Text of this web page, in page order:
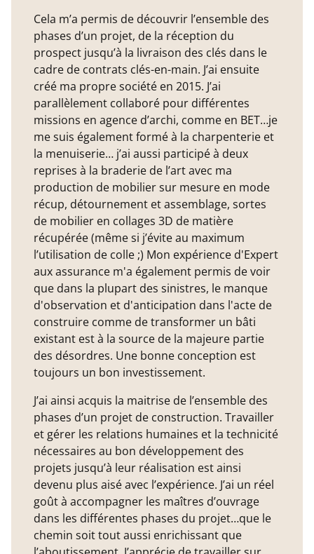
Cela m’a permis de découvrir l’ensemble des
phases d’un projet, de la réception du
prospect jusqu’à la livraison des clés dans le
cadre de contrats clés-en-main. J’ai ensuite
créé ma propre société en 2015. J’ai
parallèlement collaboré pour différentes
missions en agence d’archi, comme en BET…je
me suis également formé à la charpenterie et
la menuiserie… j’ai aussi participé à deux
reprises à la braderie de l’art avec ma
production de mobilier sur mesure en mode
récup, détournement et assemblage, sortes
de mobilier en collages 3D de matière
récupérée (même si j’évite au maximum
l’utilisation de colle ;) Mon expérience d'Expert
aux assurance m'a également permis de voir
que dans la plupart des sinistres, le manque
d'observation et d'anticipation dans l'acte de
construire comme de transformer un bâti
existant est à la source de la majeure partie
des désordres. Une bonne conception est
toujours un bon investissement.
J’ai ainsi acquis la maitrise de l’ensemble des
phases d’un projet de construction. Travailler
et gérer les relations humaines et la technicité
nécessaires au bon développement des
projets jusqu’à leur réalisation est ainsi
devenu plus aisé avec l’expérience. J’ai un réel
goût à accompagner les maîtres d’ouvrage
dans les différentes phases du projet…que le
chemin soit tout aussi enrichissant que